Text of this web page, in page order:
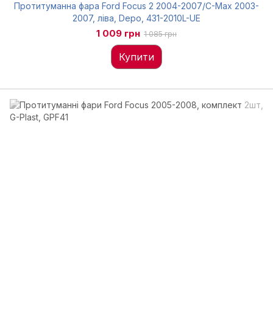
Протитуманна фара Ford Focus 2 2004-2007/C-Max 2003-
2007, ліва, Depo, 431-2010L-UE
1 009 грн 1 085 грн
Купити